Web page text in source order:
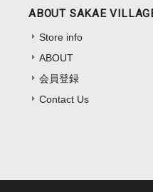
ABOUT SAKAE
Store info
ABOUT
会員登録
Contact Us